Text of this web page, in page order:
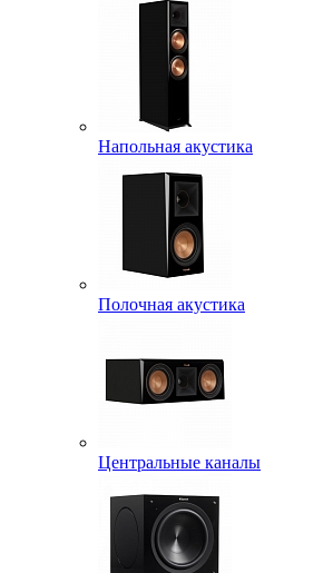
Напольная акустика
Полочная акустика
Центральные каналы